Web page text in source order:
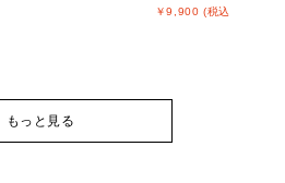
￥9,900 (税込)
もっと見る